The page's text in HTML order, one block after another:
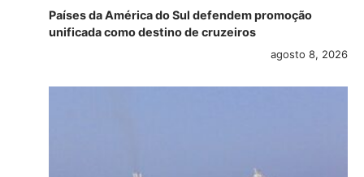
Países da América do Sul defendem promoção
unificada como destino de cruzeiros
agosto 8, 2026